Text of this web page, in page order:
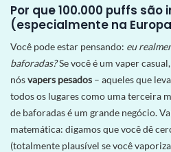
Por que 100.000 puffs
(especialmente na
Você pode estar pensando: eu
baforadas?Se você é um vaper
nósvapers pesados – aqueles que
todos os lugares como uma terceira
de baforadas é um grande negócio.
matemática: digamos que você dê
(totalmente plausível se você